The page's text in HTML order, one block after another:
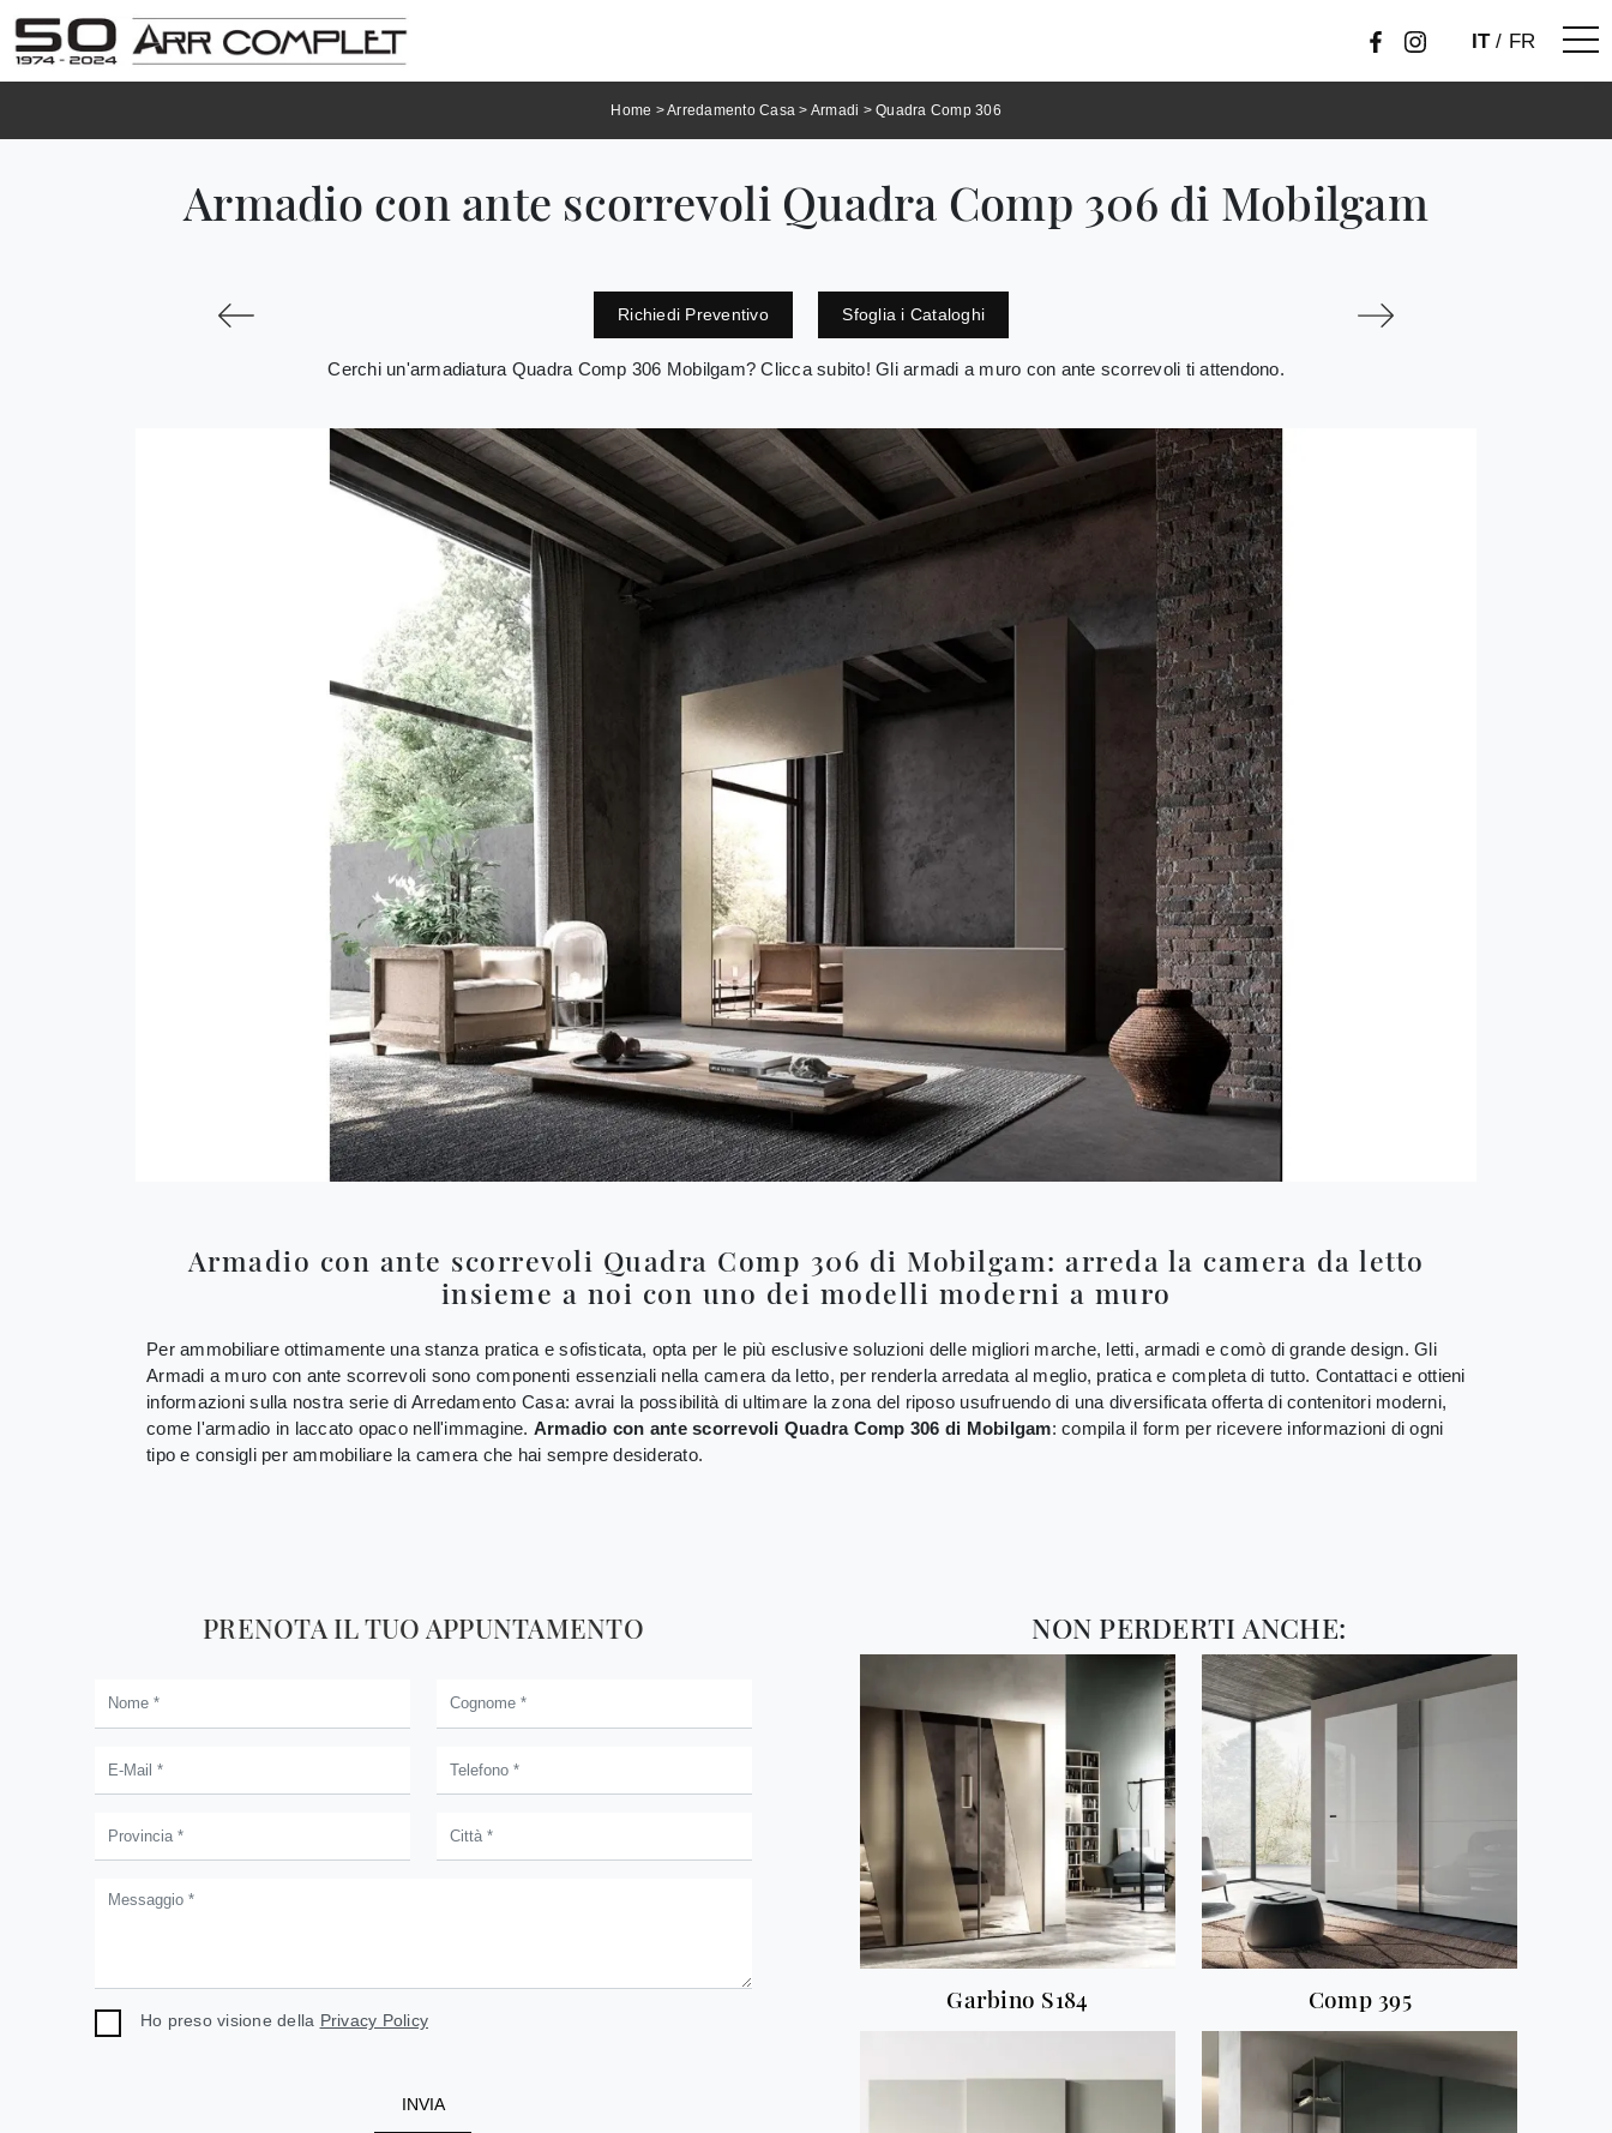
IT/ FR
Home >Arredamento Casa > Armadi > Quadra Comp 306
Armadio con ante scorrevoli Quadra Comp 306 di Mobilgam
Richiedi Preventivo Sfoglia i Cataloghi
Cerchi un'armadiatura Quadra Comp 306 Mobilgam? Clicca subito! Gli armadi a muro con ante scorrevoli ti attendono.
Armadio con ante scorrevoli Quadra Comp 306 di Mobilgam: arreda la camera da letto
insieme a noi con uno dei modelli moderni a muro
Per ammobiliare ottimamente una stanza pratica e sofisticata, opta per le più esclusive soluzioni delle migliori marche, letti, armadi e comò di grande design. Gli
Armadi a muro con ante scorrevoli sono componenti essenziali nella camera da letto, per renderla arredata al meglio, pratica e completa di tutto. Contattaci e ottieni
informazioni sulla nostra serie di Arredamento Casa: avrai la possibilità di ultimare la zona del riposo usufruendo di una diversificata offerta di contenitori moderni,
come l'armadio in laccato opaco nell'immagine. Armadio con ante scorrevoli Quadra Comp 306 di Mobilgam: compila il form per ricevere informazioni di ogni
tipo e consigli per ammobiliare la camera che hai sempre desiderato.
PRENOTA IL TUO APPUNTAMENTO
Ho preso visione della Privacy Policy
INVIA
NON PERDERTI ANCHE:
Garbino S184 Comp 395